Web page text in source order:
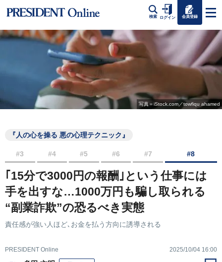
検索 ログイン 会員登録
写真＝iStock.com／towfiqu ahamed
『人の心を操る 悪の心理テクニック』
#3 #4 #5 #6 #7 #8
｢15分で3000円の報酬｣という仕事には
手を出すな…1000万円も騙し取られる
“副業詐欺”の恐るべき実態
責任感が強い人ほど､お金を払う方向に誘導される
PRESIDENT Online 2025/10/04 16:00